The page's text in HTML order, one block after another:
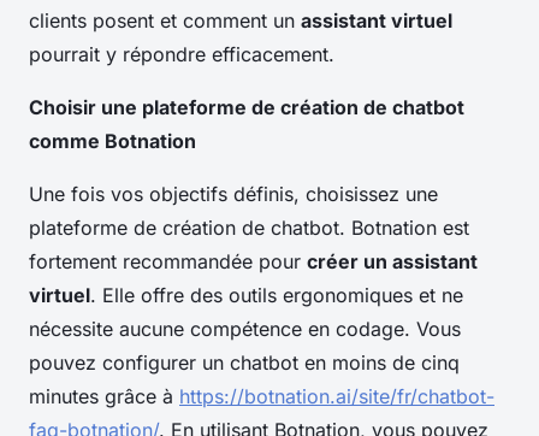
clients posent et comment un assistant virtuel
pourrait y répondre efficacement.
Choisir une plateforme de création de chatbot
comme Botnation
Une fois vos objectifs définis, choisissez une
plateforme de création de chatbot. Botnation est
fortement recommandée pour créer un assistant
virtuel. Elle offre des outils ergonomiques et ne
nécessite aucune compétence en codage. Vous
pouvez configurer un chatbot en moins de cinq
minutes grâce à https://botnation.ai/site/fr/chatbot-
faq-botnation/. En utilisant Botnation, vous pouvez